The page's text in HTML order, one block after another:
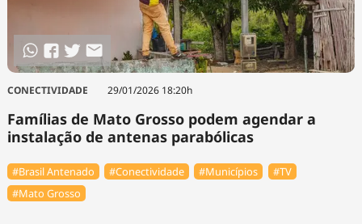
CONECTIVIDADE 29/01/2026 18:20h
Famílias de Mato Grosso podem agendar a
instalação de antenas parabólicas
#Brasil Antenado #Conectividade #Municípios
#TV
#Mato Grosso